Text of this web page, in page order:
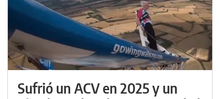
Sufrió un ACV en 2025 y un